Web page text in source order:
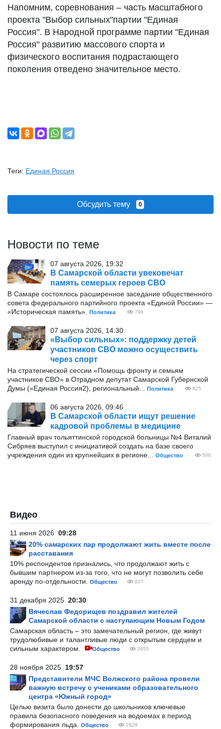
Напомним, соревнования – часть масштабного
проекта "Выбор сильных"партии "Единая
Россия". В Народной программе партии "Единая
Россия" развитию массового спорта и
физического воспитания подрастающего
поколения отведено значительное место.
Теги: Единая Россия
Обсудить тему 0
Новости по теме
07 августа 2026, 19:32
В Самарской области увековечат
память семерых героев СВО
В Самаре состоялось расширенное заседание общественного
совета федерального партийного проекта «Единой России» —
«Историческая память».
Политика 798
07 августа 2026, 14:30
«Выбор сильных»: поддержку детей
участников СВО можно осуществить
через спорт
На стратегической сессии «Помощь фронту и семьям
участников СВО» в Отрадном депутат Самарской Губернской
Думы («Единая Россия2), региональный...
Политика 825
06 августа 2026, 09:46
В Самарской области ищут решение
кадровой проблемы в медицине
Главный врач тольяттинской городской больницы №4 Виталий
Сибряев выступил с инициативой создать на базе своего
учреждения один из крупнейших в регионе...
Общество 506
Видео
11 июня 2026 09:28
20% самарских пар продолжают жить вместе после
расставания
10% респондентов признались, что продолжают жить с
бывшим партнером из-за того, что не могут позволить себе
аренду по-отдельности.
Общество 837
31 декабря 2025 20:30
Вячеслав Федорищев поздравил жителей
Самарской области с наступающим Новым Годом
Самарская область – это замечательный регион, где живут
трудолюбивые и талантливые люди с открытым сердцем и
сильным характером.
Общество 2655
28 ноября 2025 19:57
Представители МЧС Волжского района провели
важную встречу с учениками образовательного
центра «Южный город»
Целью визита было донести до школьников ключевые
правила безопасного поведения на водоемах в период
формирования льда.
Общество 2828